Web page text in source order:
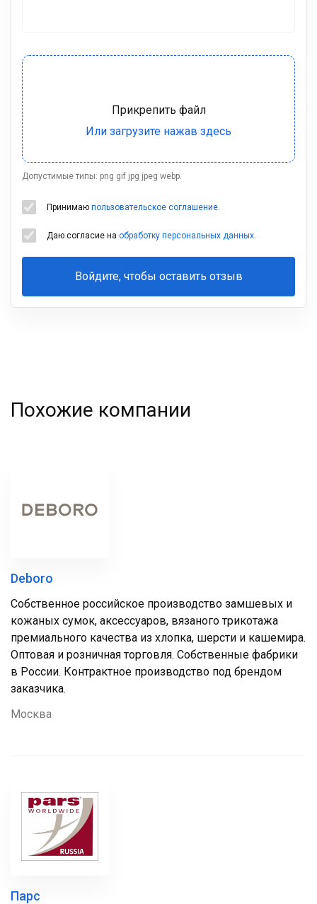
Допустимые типы: png gif jpg jpeg webp.
Принимаю пользовательское соглашение.
Даю согласие на обработку персональных данных.
Войдите, чтобы оставить отзыв
Ваша
Похожие компании
Deboro
Собственное российское производство замшевых и
кожаных сумок, аксессуаров, вязаного трикотажа
премиального качества из хлопка, шерсти и кашемира.
Оптовая и розничная торговля. Собственные фабрики
в России. Контрактное производство под брендом
заказчика.
Москва
Парс